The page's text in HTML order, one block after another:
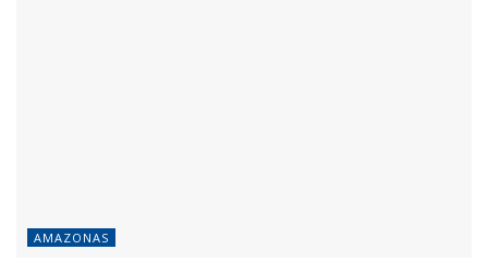
AMAZONAS